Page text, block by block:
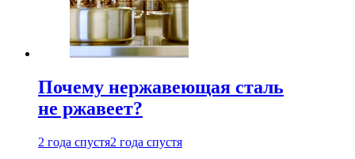
Почему нержавеющая сталь
не ржавеет?
2 года спустя2 года спустя